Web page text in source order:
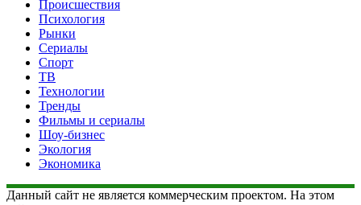
Происшествия
Психология
Рынки
Сериалы
Спорт
ТВ
Технологии
Тренды
Фильмы и сериалы
Шоу-бизнес
Экология
Экономика
Данный сайт не является коммерческим проектом. На этом